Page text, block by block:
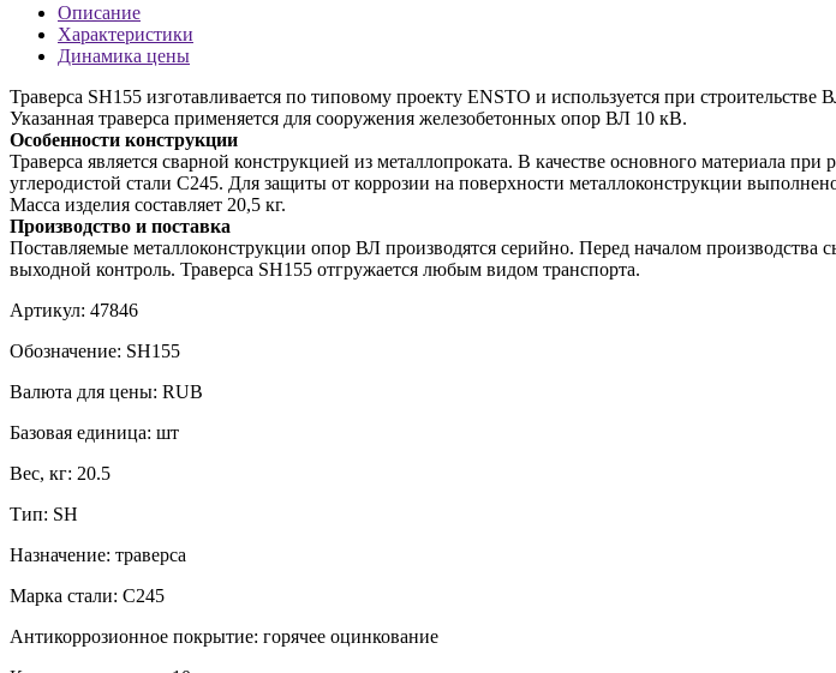
Описание
Характеристики
Динамика цены
Траверса SH155 изготавливается по типовому проекту ENSTO и используется при
Указанная траверса применяется для сооружения железобетонных опор ВЛ 10 кВ.
Особенности конструкции
Траверса является сварной конструкцией из металлопроката. В качестве основного материала
углеродистой стали С245. Для защиты от коррозии на поверхности металлоконструкции
Масса изделия составляет 20,5 кг.
Производство и поставка
Поставляемые металлоконструкции опор ВЛ производятся серийно. Перед началом
выходной контроль. Траверса SH155 отгружается любым видом транспорта.
Артикул: 47846
Обозначение: SH155
Валюта для цены: RUB
Базовая единица: шт
Вес, кг: 20.5
Тип: SH
Назначение: траверса
Марка стали: С245
Антикоррозионное покрытие: горячее оцинкование